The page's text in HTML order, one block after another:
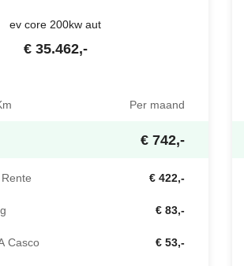
ev core 200kw aut
€ 35.462,-
Per maand
€ 742,-
€ 422,-
€ 83,-
Casco € 53,-